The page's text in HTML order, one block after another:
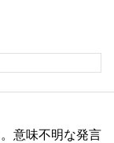
意味不明な発言